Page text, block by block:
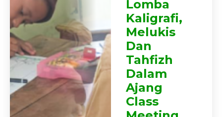
Lomba
Kaligrafi,
Melukis
Dan
Tahfizh
Dalam
Ajang
Class